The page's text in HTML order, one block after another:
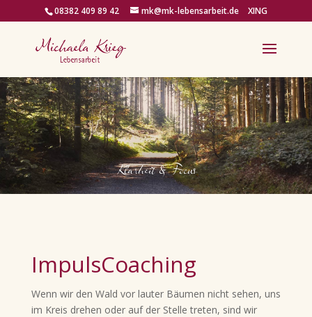
08382 409 89 42 mk@mk-lebensarbeit.de XING
Klarheit & Focus
ImpulsCoaching
Wenn wir den Wald vor lauter Bäumen nicht sehen, uns
im Kreis drehen oder auf der Stelle treten, sind wir